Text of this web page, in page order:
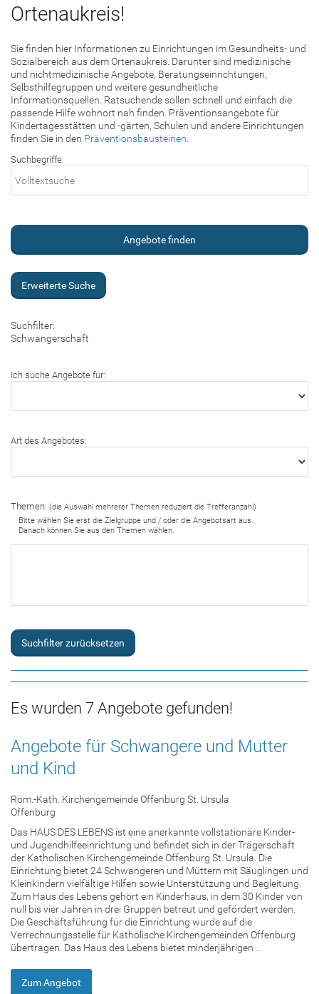
Ortenaukreis!
Sie finden hier Informationen zu Einrichtungen im Gesundheits- und
Sozialbereich aus dem Ortenaukreis. Darunter sind medizinische
und nichtmedizinische Angebote, Beratungseinrichtungen,
Selbsthilfegruppen und weitere gesundheitliche
Informationsquellen. Ratsuchende sollen schnell und einfach die
passende Hilfe wohnort nah finden. Präventionsangebote für
Kindertagesstätten und -gärten, Schulen und andere Einrichtungen
finden Sie in den Präventionsbausteinen
Suchbegriffe:
Erweiterte Suche
Suchfilter:
Schwangerschaft
Ich suche Angebote für:
Art des Angebotes:
Themen: (die Auswahl mehrerer Themen reduziert die Trefferanzahl)
Bitte wählen Sie erst die Zielgruppe und / oder die Angebotsart aus.
Danach können Sie aus den Themen wählen.
Suchfilter zurücksetzen
Es wurden 7 Angebote gefunden!
Angebote für Schwangere und Mutter
und Kind
Röm.-Kath. Kirchengemeinde Offenburg St. Ursula
Offenburg
Das HAUS DES LEBENS ist eine anerkannte vollstationäre Kinder-
und Jugendhilfeeinrichtung und befindet sich in der Trägerschaft
der Katholischen Kirchengemeinde Offenburg St. Ursula. Die
Einrichtung bietet 24 Schwangeren und Müttern mit Säuglingen und
Kleinkindern vielfältige Hilfen sowie Unterstützung und Begleitung.
Zum Haus des Lebens gehört ein Kinderhaus, in dem 30 Kinder von
null bis vier Jahren in drei Gruppen betreut und gefördert werden.
Die Geschäftsführung für die Einrichtung wurde auf die
Verrechnungsstelle für Katholische Kirchengemeinden Offenburg
übertragen. Das Haus des Lebens bietet minderjährigen ...
Zum Angebot